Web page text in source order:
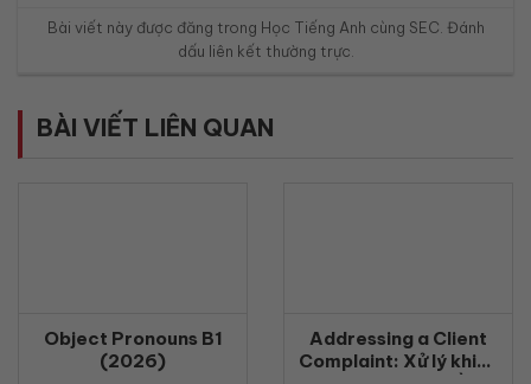
Bài viết này được đăng trong Học Tiếng Anh cùng SEC . Đánh
dấu liên kết thường trực
BÀI VIẾT LIÊN QUAN
Object Pronouns B1
(2026)
Addressing a Client
Complaint: Xử lý khiếu